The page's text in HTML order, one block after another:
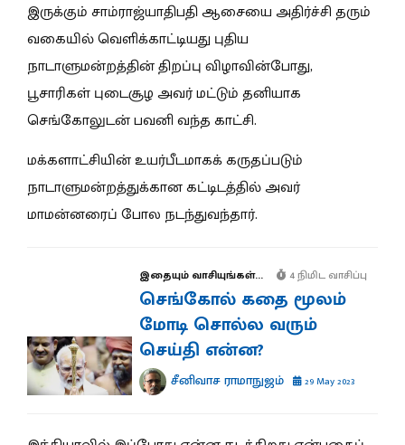
இருக்கும் சாம்ராஜ்யாதிபதி ஆசையை அதிர்ச்சி தரும்
வகையில் வெளிக்காட்டியது புதிய
நாடாளுமன்றத்தின் திறப்பு விழாவின்போது,
பூசாரிகள் புடைசூழ அவர் மட்டும் தனியாக
செங்கோலுடன் பவனி வந்த காட்சி.
மக்களாட்சியின் உயர்பீடமாகக் கருதப்படும்
நாடாளுமன்றத்துக்கான கட்டிடத்தில் அவர்
மாமன்னரைப் போல நடந்துவந்தார்.
இதையும் வாசியுங்கள்... 4 நிமிட வாசிப்பு
செங்கோல் கதை மூலம்
மோடி சொல்ல வரும்
செய்தி என்ன?
சீனிவாச ராமாநுஜம் 29 May 2023